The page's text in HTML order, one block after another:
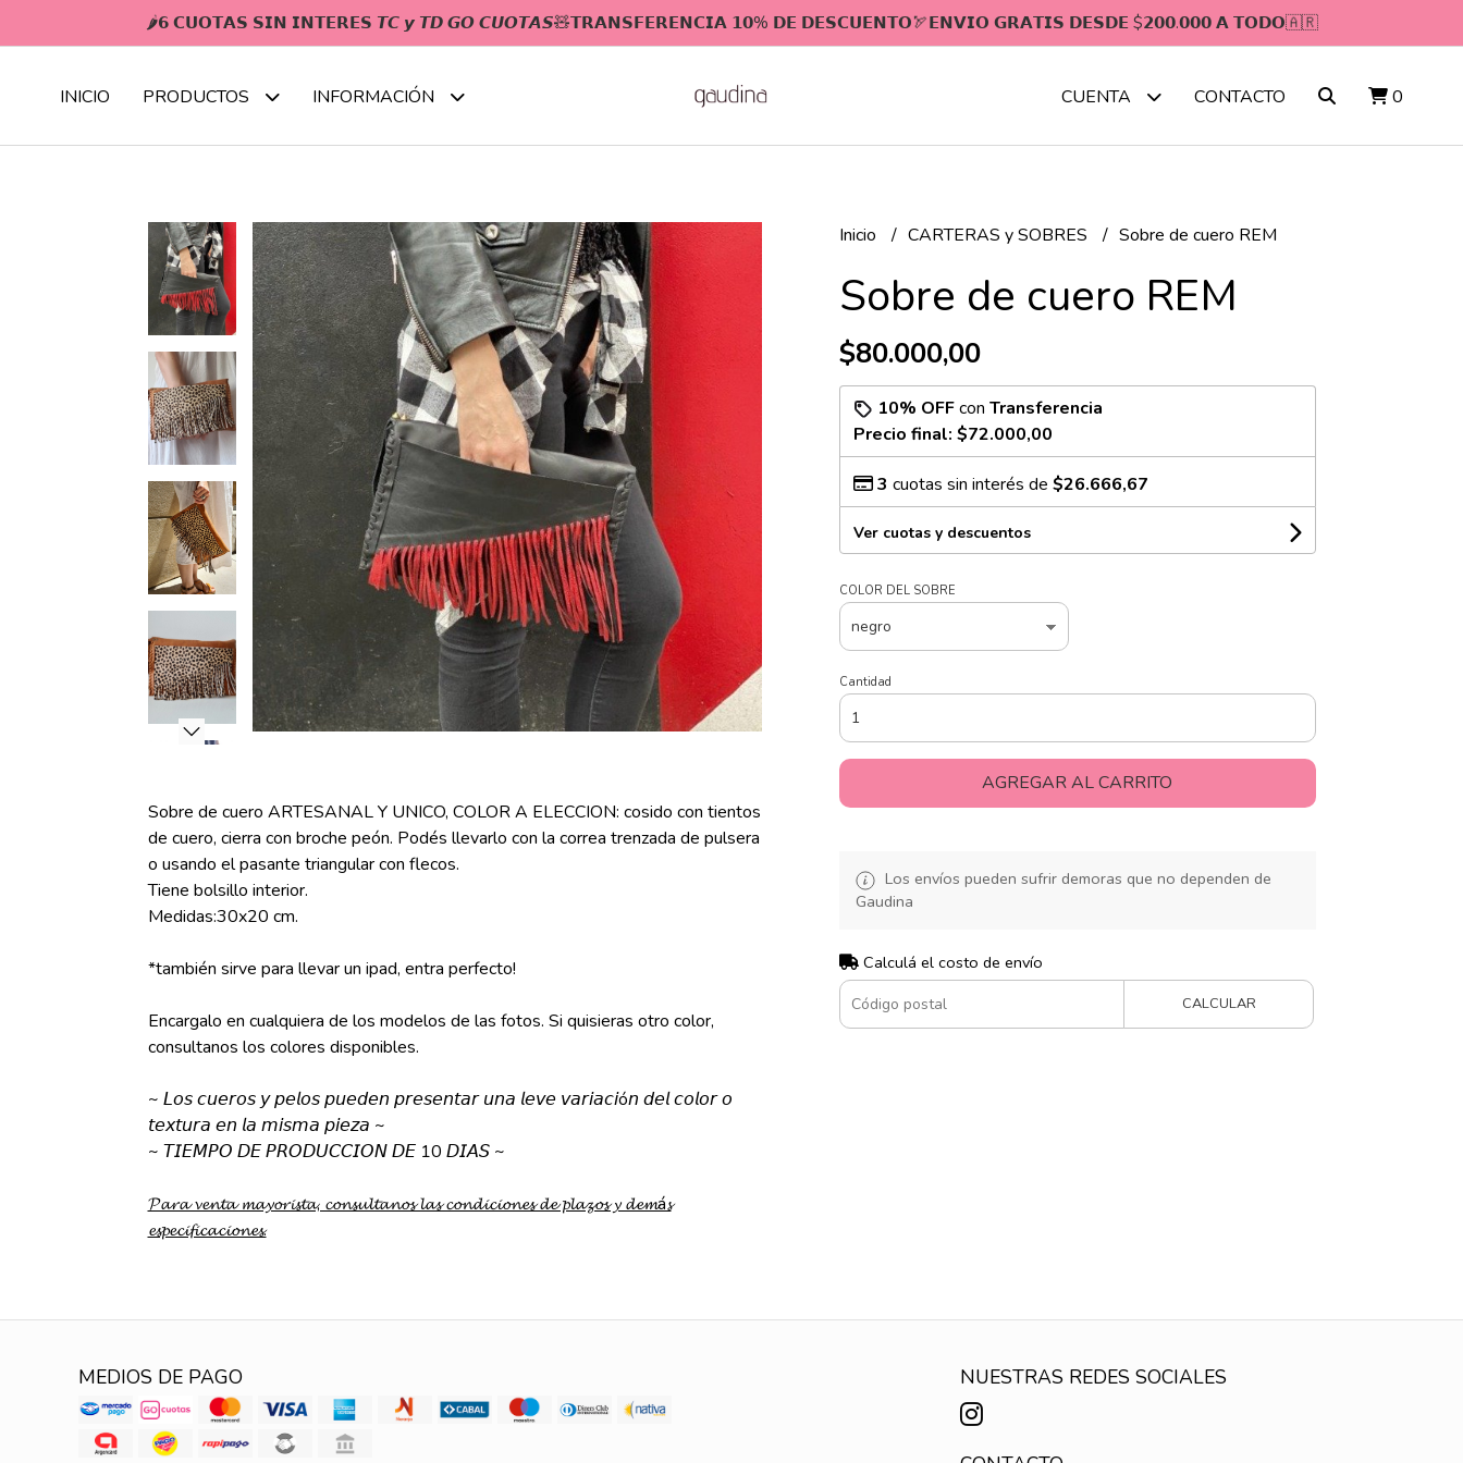
🌶𝟲 𝗖𝗨𝗢𝗧𝗔𝗦 𝗦𝗜𝗡 𝗜𝗡𝗧𝗘𝗥𝗘𝗦 𝙏𝘾 𝙮 𝙏𝘿 𝙂𝙊 𝘾𝙐𝙊𝙏𝘼𝙎🧸𝗧𝗥𝗔𝗡𝗦𝗙𝗘𝗥𝗘𝗡𝗖𝗜𝗔 𝟭𝟬% 𝗗𝗘 𝗗𝗘𝗦𝗖𝗨𝗘𝗡𝗧𝗢🏹𝗘𝗡𝗩𝗜𝗢 𝗚𝗥𝗔𝗧𝗜𝗦 𝗗𝗘𝗦𝗗𝗘 $𝟮𝟬𝟬.𝟬𝟬𝟬 𝗔 𝗧𝗢𝗗𝗢🇦🇷
INICIO PRODUCTOS INFORMACIÓN CUENTA CONTACTO 0
Sobre de cuero ARTESANAL Y UNICO, COLOR A ELECCION: cosido con tientos
de cuero, cierra con broche peón. Podés llevarlo con la correa trenzada de pulsera
o usando el pasante triangular con flecos.
Tiene bolsillo interior.
Medidas:30x20 cm.
*también sirve para llevar un ipad, entra perfecto!
Encargalo en cualquiera de los modelos de las fotos. Si quisieras otro color,
consultanos los colores disponibles.
~ 𝘓𝘰𝘴 𝘤𝘶𝘦𝘳𝘰𝘴 𝘺 𝘱𝘦𝘭𝘰𝘴 𝘱𝘶𝘦𝘥𝘦𝘯 𝘱𝘳𝘦𝘴𝘦𝘯𝘵𝘢𝘳 𝘶𝘯𝘢 𝘭𝘦𝘷𝘦 𝘷𝘢𝘳𝘪𝘢𝘤𝘪ó𝘯 𝘥𝘦𝘭 𝘤𝘰𝘭𝘰𝘳 𝘰
𝘵𝘦𝘹𝘵𝘶𝘳𝘢 𝘦𝘯 𝘭𝘢 𝘮𝘪𝘴𝘮𝘢 𝘱𝘪𝘦𝘻𝘢 ~
~ 𝘛𝘐𝘌𝘔𝘗𝘖 𝘋𝘌 𝘗𝘙𝘖𝘋𝘜𝘊𝘊𝘐𝘖𝘕 𝘋𝘌 10 𝘋𝘐𝘈𝘚 ~
𝓟𝓪𝓻𝓪 𝓿𝓮𝓷𝓽𝓪 𝓶𝓪𝔂𝓸𝓻𝓲𝓼𝓽𝓪, 𝓬𝓸𝓷𝓼𝓾𝓵𝓽𝓪𝓷𝓸𝓼 𝓵𝓪𝓼 𝓬𝓸𝓷𝓭𝓲𝓬𝓲𝓸𝓷𝓮𝓼 𝓭𝓮 𝓹𝓵𝓪𝔃𝓸𝓼 𝔂 𝓭𝓮𝓶á𝓼
𝓮𝓼𝓹𝓮𝓬𝓲𝓯𝓲𝓬𝓪𝓬𝓲𝓸𝓷𝓮𝓼.
Inicio CARTERAS y SOBRES Sobre de cuero REM
Sobre de cuero REM
$80.000,00
10% OFFcon Transferencia
Precio final: $72.000,00
3 cuotas sin interés de $26.666,67
Ver cuotas y descuentos
COLOR DEL SOBRE
Cantidad
AGREGAR AL CARRITO
Los envíos pueden sufrir demoras que no dependen de
Gaudina
Calculá el costo de envío
CALCULAR
MEDIOS DE PAGO NUESTRAS REDES SOCIALES